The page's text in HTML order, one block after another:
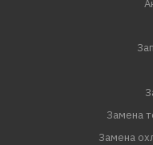
Замена
Замена